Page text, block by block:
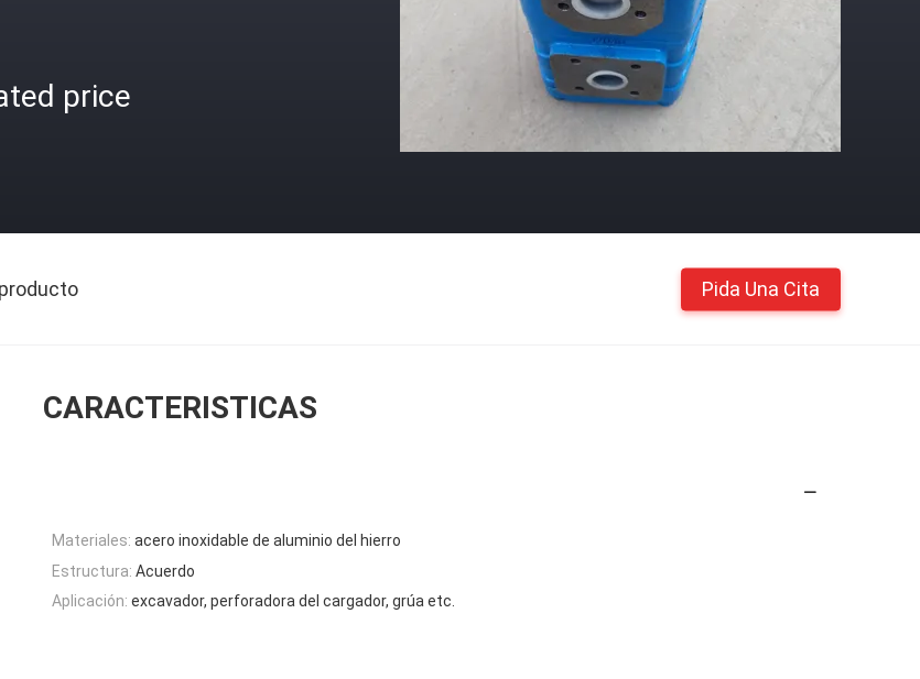
price
Pida Una Cita
CARACTERISTICAS
Materiales: acero inoxidable de aluminio del hierro
Estructura: Acuerdo
Aplicación: excavador, perforadora del cargador, grúa etc.